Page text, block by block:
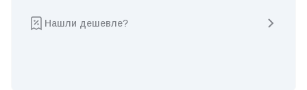
Нашли дешевле?